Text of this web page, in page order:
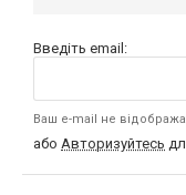
Введіть email:
Ваш e-mail не
або Авторизуйтесь